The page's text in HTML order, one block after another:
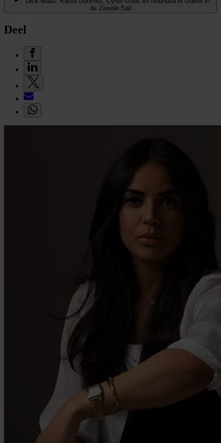
de Zwoele Sail
Deel